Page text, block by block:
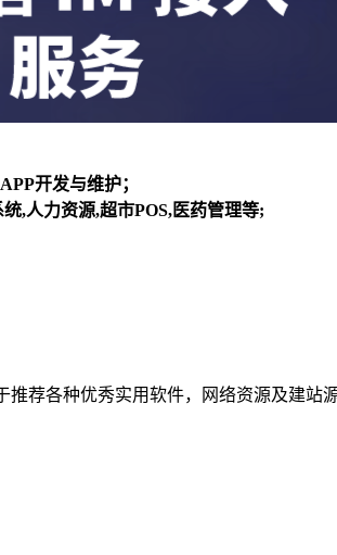
开发与维护；
,人力资源,超市POS,医药管理等;
荐各种优秀实用软件，网络资源及建